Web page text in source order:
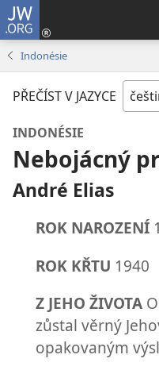
JW.ORG
Indonésie
PŘEČÍST V JAZYCE
INDONÉSIE
Nebojácný
André Elias
ROK NAROZENÍ
ROK KŘTU 1940
Z JEHO ŽIVOTA
zůstal věrný
opakovaným